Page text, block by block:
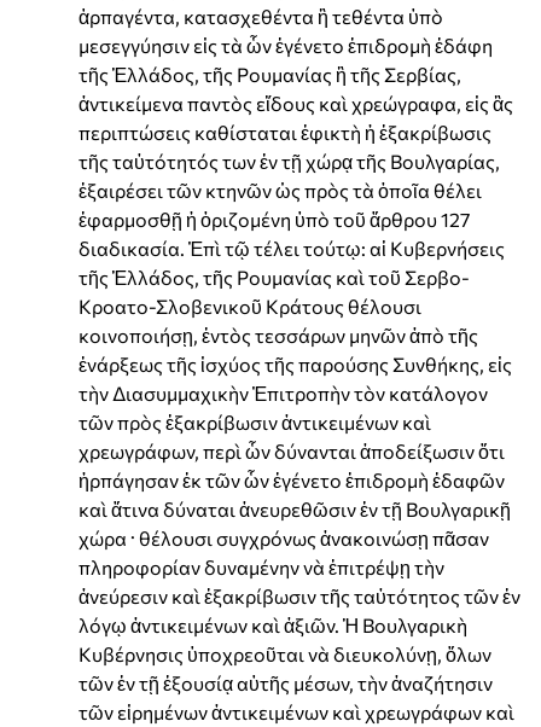
ἁρπαγέντα, κατασχεθέντα ἢ τεθέντα ὑπὸ
μεσεγγύησιν εἰς τὰ ὧν ἐγένετο ἐπιδρομὴ ἐδάφη
τῆς Ἑλλάδος, τῆς Ρουμανίας ἢ τῆς Σερβίας,
ἀντικείμενα παντὸς εἴδους καὶ χρεώγραφα, εἰς ἃς
περιπτώσεις καθίσταται ἐφικτὴ ἡ ἐξακρίβωσις
τῆς ταὐτότητός των ἐν τῇ χώρᾳ τῆς Βουλγαρίας,
ἐξαιρέσει τῶν κτηνῶν ὡς πρὸς τὰ ὁποῖα θέλει
ἐφαρμοσθῇ ἡ ὁριζομένη ὑπὸ τοῦ ἄρθρου 127
διαδικασία. Ἐπὶ τῷ τέλει τούτῳ: αἱ Κυβερνήσεις
τῆς Ἑλλάδος, τῆς Ρουμανίας καὶ τοῦ Σερβο-
Κροατο-Σλοβενικοῦ Κράτους θέλουσι
κοινοποιήσῃ, ἐντὸς τεσσάρων μηνῶν ἀπὸ τῆς
ἐνάρξεως τῆς ἰσχύος τῆς παρούσης Συνθήκης, εἰς
τὴν Διασυμμαχικὴν Ἐπιτροπὴν τὸν κατάλογον
τῶν πρὸς ἐξακρίβωσιν ἀντικειμένων καὶ
χρεωγράφων, περὶ ὧν δύνανται ἀποδείξωσιν ὅτι
ἡρπάγησαν ἐκ τῶν ὧν ἐγένετο ἐπιδρομὴ ἐδαφῶν
καὶ ἅτινα δύναται ἀνευρεθῶσιν ἐν τῇ Βουλγαρικῇ
χώρα · θέλουσι συγχρόνως ἀνακοινώσῃ πᾶσαν
πληροφορίαν δυναμένην νὰ ἐπιτρέψῃ τὴν
ἀνεύρεσιν καὶ ἐξακρίβωσιν τῆς ταὐτότητος τῶν ἐν
λόγῳ ἀντικειμένων καὶ ἀξιῶν. Ἡ Βουλγαρικὴ
Κυβέρνησις ὑποχρεοῦται νὰ διευκολύνῃ, ὅλων
τῶν ἐν τῇ ἐξουσίᾳ αὑτῆς μέσων, τὴν ἀναζήτησιν
τῶν εἰρημένων ἀντικειμένων καὶ χρεωγράφων καὶ